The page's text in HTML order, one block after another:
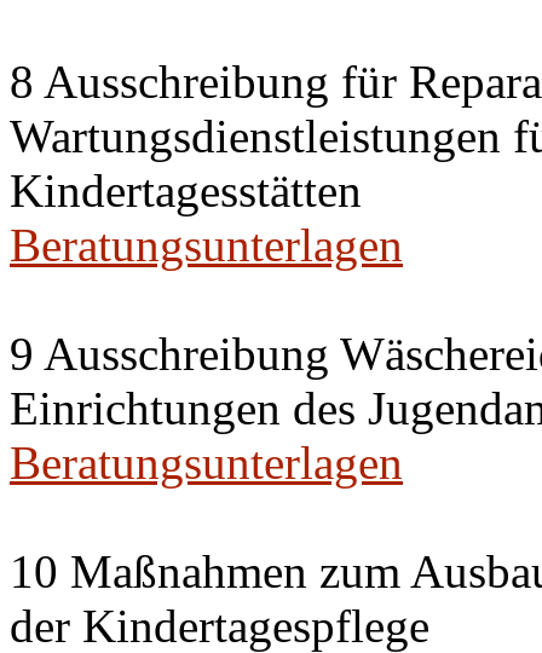
8 Ausschreibung für
Wartungsdienstleistungen
Kindertagesstätten
Beratungsunterlagen
9 Ausschreibung
Einrichtungen des
Beratungsunterlagen
10 Maßnahmen zum
der Kindertagespflege